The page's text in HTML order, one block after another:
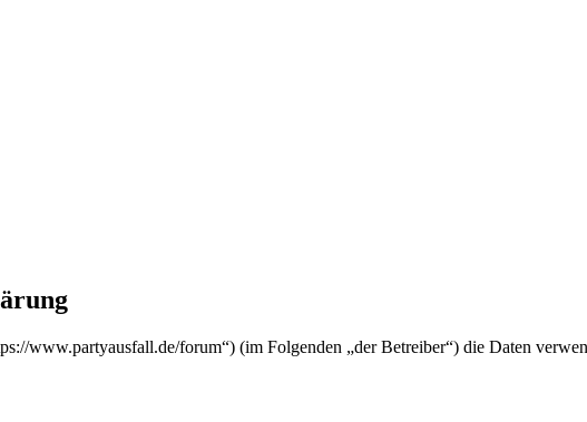
www.partyausfall.de/forum“) (im Folgenden „der Betreiber“) die Daten